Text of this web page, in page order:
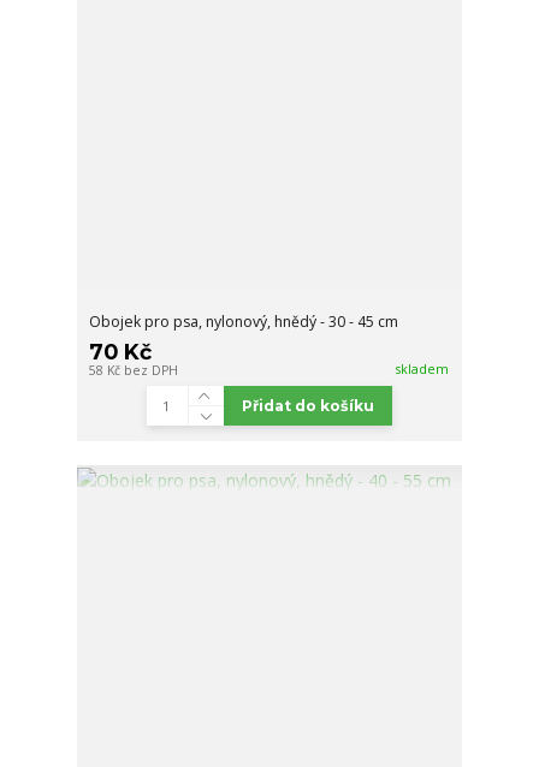
Obojek pro psa, nylonový, hnědý - 30 - 45 cm
70 Kč
58 Kč bez DPH skladem
Přidat do košíku